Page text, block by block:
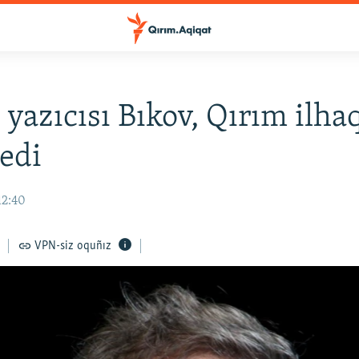
Bıkov, Qırım
VPN-siz oquñız